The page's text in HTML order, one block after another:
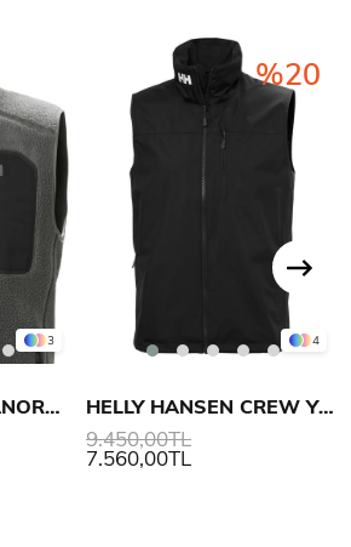
3
HELLY HANSEN PANORAMA PILE BLOCK YELEK
4
HELLY HANSEN CREW YELEK 2.0
7.560,00TL
9.450,00TL
%20